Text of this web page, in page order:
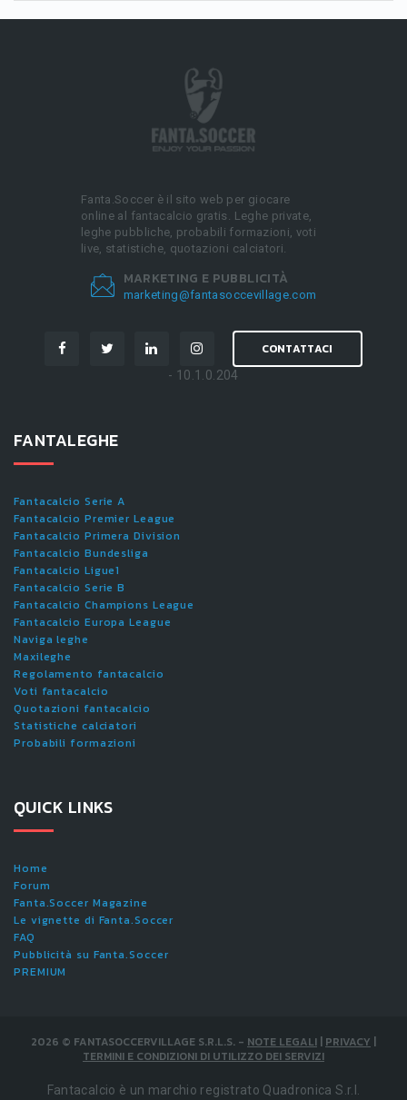
Fanta.Soccer è il sito web per giocare
online al fantacalcio gratis. Leghe private,
leghe pubbliche, probabili formazioni, voti
live, statistiche, quotazioni calciatori.
MARKETING E PUBBLICITÀ
marketing@fantasoccevillage.com
CONTATTACI
- 10.1.0.204
FANTALEGHE
Fantacalcio Serie A
Fantacalcio Premier League
Fantacalcio Primera Division
Fantacalcio Bundesliga
Fantacalcio Ligue1
Fantacalcio Serie B
Fantacalcio Champions League
Fantacalcio Europa League
Naviga leghe
Maxileghe
Regolamento fantacalcio
Voti fantacalcio
Quotazioni fantacalcio
Statistiche calciatori
Probabili formazioni
QUICK LINKS
Home
Forum
Fanta.Soccer Magazine
Le vignette di Fanta.Soccer
FAQ
Pubblicità su Fanta.Soccer
PREMIUM
2026 © FANTASOCCERVILLAGE S.R.L.S. - NOTE LEGALI | PRIVACY |
TERMINI E CONDIZIONI DI UTILIZZO DEI SERVIZI
Fantacalcio è un marchio registrato Quadronica S.r.l.